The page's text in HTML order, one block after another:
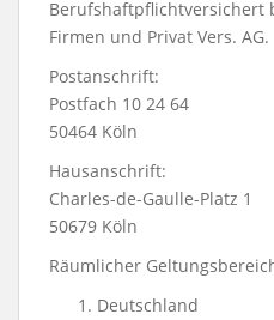
Berufshaftpflichtversichert
Firmen und Privat Vers. AG.
Postanschrift:
Postfach 10 24 64
50464 Köln
Hausanschrift:
Charles-de-Gaulle-Platz 1
50679 Köln
Räumlicher
Deutschland